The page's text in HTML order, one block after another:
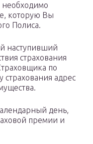
необходимо
которую Вы
Полиса.
наступивший
страхования
по
страхования адрес
день,
премии и